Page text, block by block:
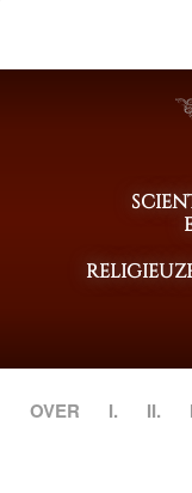
OVER I. II.